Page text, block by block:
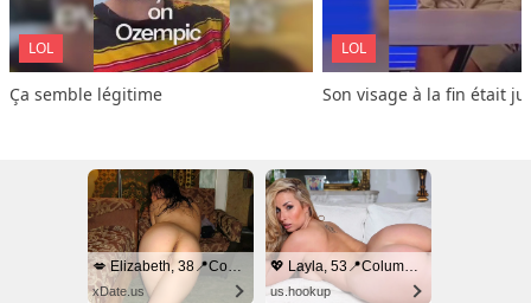
LOL
Ça semble légitime
LOL
Son visage à la fin était